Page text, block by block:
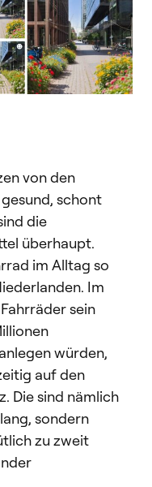
von den
schont
die
überhaupt.
im Alltag so
Im
sein
würden,
auf den
Die sind nämlich
sondern
zu zweit